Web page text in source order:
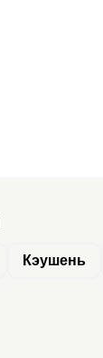
Кэушень